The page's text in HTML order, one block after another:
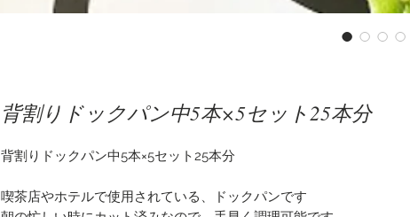
背割りドックパン中5本×5セット25本分
背割りドックパン中5本×5セット25本分
喫茶店やホテルで使用されている、ドックパンです